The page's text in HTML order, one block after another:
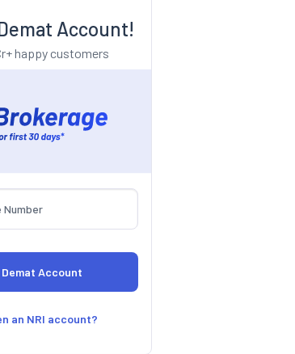
Account!
happy customers
an NRI account?